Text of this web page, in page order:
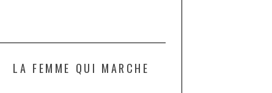
LA FEMME QUI MARCHE